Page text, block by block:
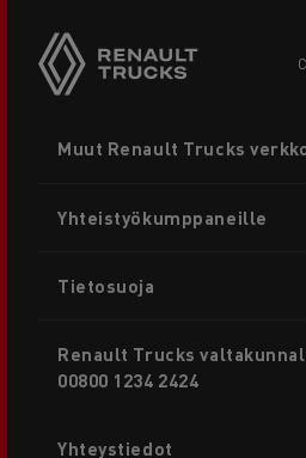
menu
Muut Renault Trucks
Yhteistyökumppaneille
Tietosuoja
Renault Trucks
00800 1234 2424
Yhteystiedot